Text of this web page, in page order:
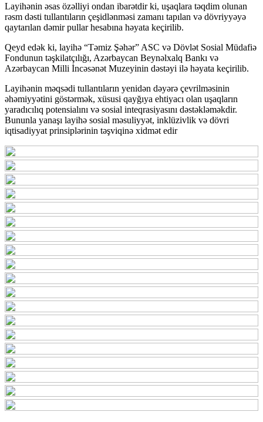
Layihənin əsas özəlliyi ondan ibarətdir ki, uşaqlara təqdim olunan
rəsm dəsti tullantıların çeşidlənməsi zamanı tapılan və dövriyyəyə
qaytarılan dəmir pullar hesabına həyata keçirilib.
Qeyd edək ki, layihə “Təmiz Şəhər” ASC və Dövlət Sosial Müdafiə
Fondunun təşkilatçılığı, Azərbaycan Beynəlxalq Bankı və
Azərbaycan Milli İncəsənət Muzeyinin dəstəyi ilə həyata keçirilib.
Layihənin məqsədi tullantıların yenidən dəyərə çevrilməsinin
əhəmiyyətini göstərmək, xüsusi qayğıya ehtiyacı olan uşaqların
yaradıcılıq potensialını və sosial inteqrasiyasını dəstəkləməkdir.
Bununla yanaşı layihə sosial məsuliyyət, inklüzivlik və dövri
iqtisadiyyat prinsiplərinin təşviqinə xidmət edir